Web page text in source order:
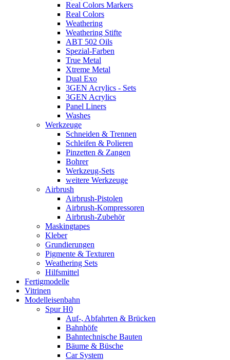
Real Colors Markers
Real Colors
Weathering
Weathering Stifte
ABT 502 Oils
Spezial-Farben
True Metal
Xtreme Metal
Dual Exo
3GEN Acrylics - Sets
3GEN Acrylics
Panel Liners
Washes
Werkzeuge
Schneiden & Trennen
Schleifen & Polieren
Pinzetten & Zangen
Bohrer
Werkzeug-Sets
weitere Werkzeuge
Airbrush
Airbrush-Pistolen
Airbrush-Kompressoren
Airbrush-Zubehör
Maskingtapes
Kleber
Grundierungen
Pigmente & Texturen
Weathering Sets
Hilfsmittel
Fertigmodelle
Vitrinen
Modelleisenbahn
Spur H0
Auf-, Abfahrten & Brücken
Bahnhöfe
Bahntechnische Bauten
Bäume & Büsche
Car System